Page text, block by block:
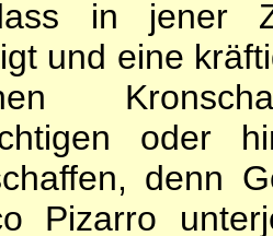
in jener
und eine
oder
denn
Pizarro